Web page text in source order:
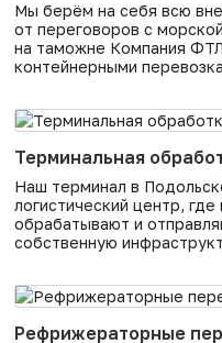
Мы берём на себя всю
от переговоров с
на таможне Компания
контейнерными
поэтому мы получаем
Терминальная
Наш терминал в
логистический центр,
обрабатывают и
собственную
ФТЛ: Площадь хранения
Рефрижераторные